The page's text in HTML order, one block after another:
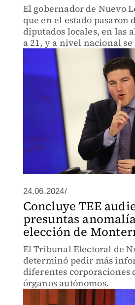
El gobernador de Nuevo
que en el estado pasaron de cero a 12
diputados locales, en las
a 21, y a nivel nacional
consolidar como la cuarta
política.
24.06.2024/
Concluye TEE
presuntas
elección de
El Tribunal Electoral de
determinó pedir más
diferentes corporaciones
órganos autónomos.